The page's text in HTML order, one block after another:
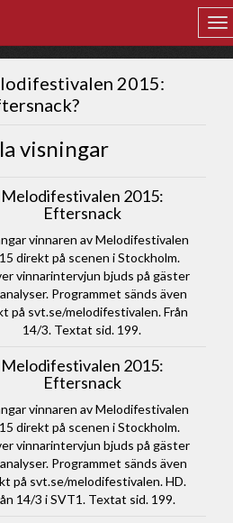
2015:
visningar
Melodifestivalen 2015:
Eftersnack
vinnaren av Melodifestivalen
direkt på scenen i Stockholm.
vinnarintervjun bjuds på gäster
Programmet sänds även
på svt.se/melodifestivalen. Från
14/3. Textat sid. 199.
Melodifestivalen 2015:
Eftersnack
vinnaren av Melodifestivalen
direkt på scenen i Stockholm.
vinnarintervjun bjuds på gäster
Programmet sänds även
på svt.se/melodifestivalen. HD.
14/3 i SVT1. Textat sid. 199.